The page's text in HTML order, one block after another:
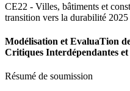
CE22 - Villes, bâtiments et
transition vers la durabilité 2025
Modélisation et EvaluaTion
Critiques Interdépendantes
Résumé de soumission